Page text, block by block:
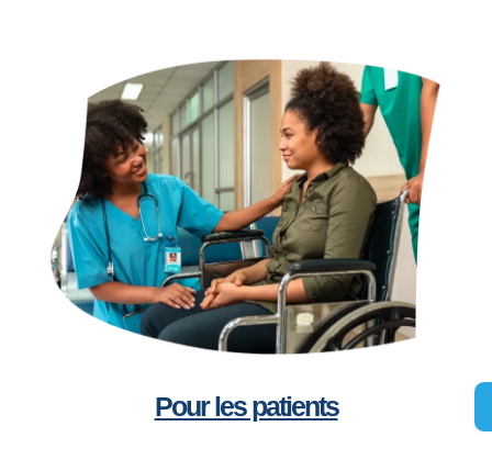
Pour les patients